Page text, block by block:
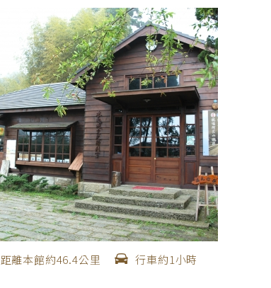
距離本館約46.4公里 行車約1小時